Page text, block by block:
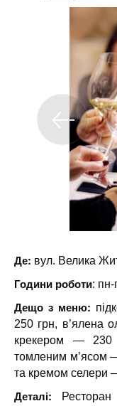
Де: вул. Велика
Години роботи:
Дещо з меню:
250 грн, в’ялена
крекером — 230
томленим м’ясом
та кремом селери
Деталі: Ресторан